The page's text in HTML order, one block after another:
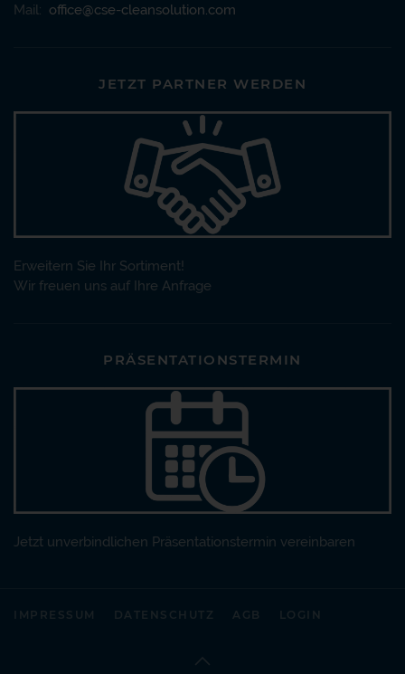
Mail: office@cse-cleansolution.com
JETZT PARTNER WERDEN
Erweitern Sie Ihr Sortiment!
Wir freuen uns auf Ihre Anfrage
PRÄSENTATIONSTERMIN
Jetzt unverbindlichen Präsentationstermin vereinbaren
IMPRESSUM DATENSCHUTZ AGB LOGIN